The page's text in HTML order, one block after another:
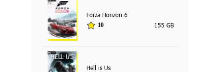
Forza Horizon 6
10 155 GB
Hell is Us